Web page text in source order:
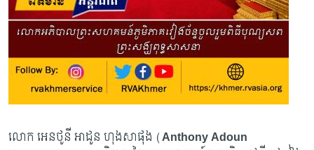
លោក អេនថូនី អាដូន ហុងសាផុង (Anthony Adoun